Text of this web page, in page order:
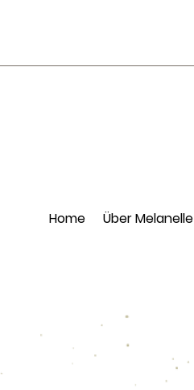
Home Über Melanelle